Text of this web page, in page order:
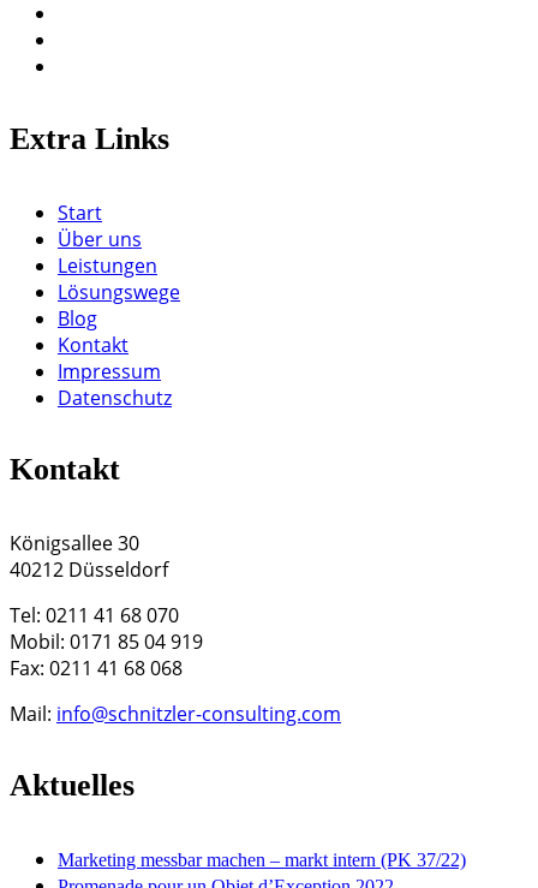
Extra Links
Start
Über uns
Leistungen
Lösungswege
Blog
Kontakt
Impressum
Datenschutz
Kontakt
Königsallee 30
40212 Düsseldorf
Tel: 0211 41 68 070
Mobil: 0171 85 04 919
Fax: 0211 41 68 068
Mail: info@schnitzler-consulting.com
Aktuelles
Marketing messbar machen – markt intern (PK 37/22)